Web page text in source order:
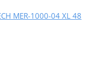
MER-1000-04 XL 48